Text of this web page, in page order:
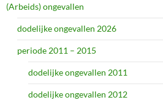
(Arbeids) ongevallen
dodelijke ongevallen 2026
periode 2011 – 2015
dodelijke ongevallen 2011
dodelijke ongevallen 2012